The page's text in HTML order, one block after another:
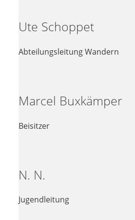
Ute Schoppet
Abteilungsleitung Wandern
Marcel Buxkämper
Beisitzer
N. N.
Jugendleitung